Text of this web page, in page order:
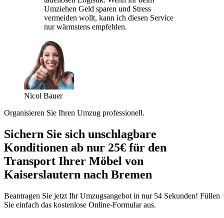
Umziehen Geld sparen und Stress
vermeiden wollt, kann ich diesen Service
nur wärmstens empfehlen.
Nicol Bauer
Organisieren Sie Ihren Umzug professionell.
Sichern Sie sich unschlagbare
Konditionen ab nur 25€ für den
Transport Ihrer Möbel von
Kaiserslautern nach Bremen
Beantragen Sie jetzt Ihr Umzugsangebot in nur 54 Sekunden! Füllen
Sie einfach das kostenlose Online-Formular aus.